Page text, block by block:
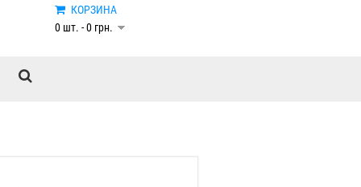
КОРЗИНА
0 шт. - 0 грн.